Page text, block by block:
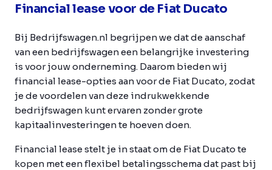
Financial lease voor de Fiat Ducato
Bij Bedrijfswagen.nl begrijpen we dat de aanschaf
van een bedrijfswagen een belangrijke investering
is voor jouw onderneming. Daarom bieden wij
financial lease-opties aan voor de Fiat Ducato, zodat
je de voordelen van deze indrukwekkende
bedrijfswagen kunt ervaren zonder grote
kapitaalinvesteringen te hoeven doen.
Financial lease stelt je in staat om de Fiat Ducato te
kopen met een flexibel betalingsschema dat past bij